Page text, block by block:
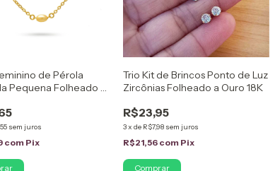
de Pérola
Pequena Folheado a
sem juros
com Pix
Trio Kit de Brincos Ponto de Luz
Zircônias Folheado a Ouro 18K
R$23,95
3xde R$7,98 sem juros
R$21,56 com Pix